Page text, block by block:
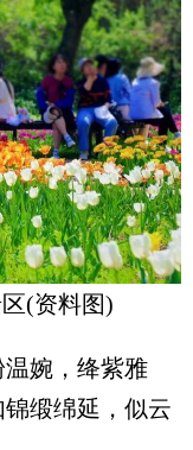
(资料图)
婉，绛紫雅
缎绵延，似云